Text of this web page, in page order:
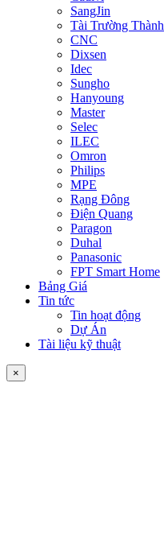
SangJin
Tài Trường Thành
CNC
Dixsen
Idec
Sungho
Hanyoung
Master
Selec
ILEC
Omron
Philips
MPE
Rạng Đông
Điện Quang
Paragon
Duhal
Panasonic
FPT Smart Home
Bảng Giá
Tin tức
Tin hoạt động
Dự Án
Tài liệu kỹ thuật
×